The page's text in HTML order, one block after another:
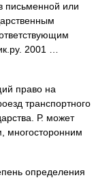
письменной или
2001 …
право на
транспортного
Р. может
многосторонним
определения